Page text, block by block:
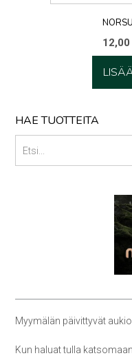
12,00
HAE TUOTTEITA
Myymälän päivittyvät
Kun haluat tulla